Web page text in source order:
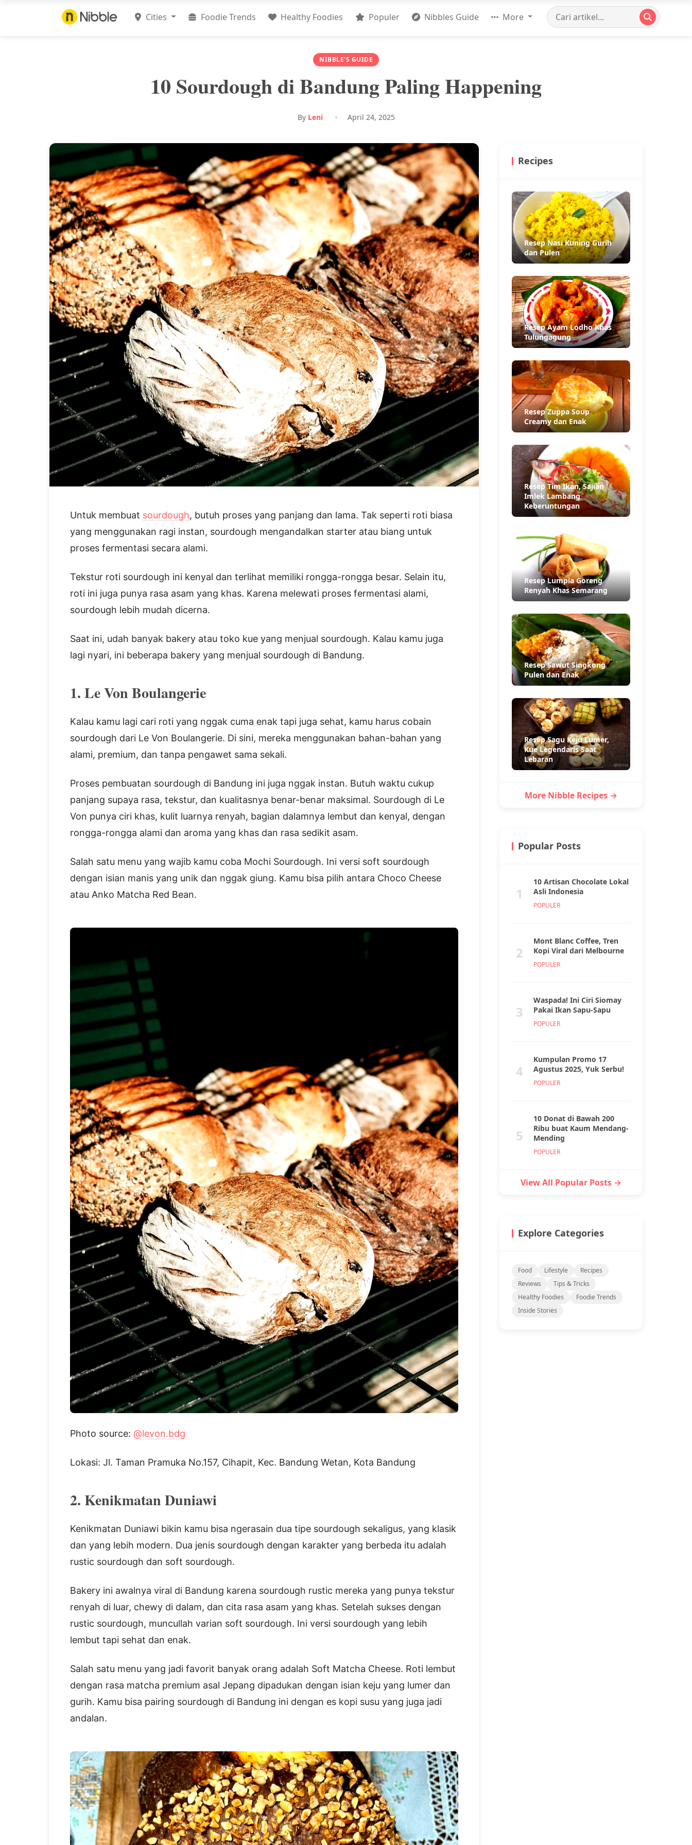
Cities Foodie Trends Healthy Foodies Populer Nibbles Guide More
NIBBLE'S GUIDE
10 Sourdough di Bandung Paling Happening
By Leni April 24, 2025
Untuk membuat sourdough, butuh proses yang panjang dan lama. Tak seperti roti biasa
yang menggunakan ragi instan, sourdough mengandalkan starter atau biang untuk
proses fermentasi secara alami.
Tekstur roti sourdough ini kenyal dan terlihat memiliki rongga-rongga besar. Selain itu,
roti ini juga punya rasa asam yang khas. Karena melewati proses fermentasi alami,
sourdough lebih mudah dicerna.
Saat ini, udah banyak bakery atau toko kue yang menjual sourdough. Kalau kamu juga
lagi nyari, ini beberapa bakery yang menjual sourdough di Bandung.
1. Le Von Boulangerie
Kalau kamu lagi cari roti yang nggak cuma enak tapi juga sehat, kamu harus cobain
sourdough dari Le Von Boulangerie. Di sini, mereka menggunakan bahan-bahan yang
alami, premium, dan tanpa pengawet sama sekali.
Proses pembuatan sourdough di Bandung ini juga nggak instan. Butuh waktu cukup
panjang supaya rasa, tekstur, dan kualitasnya benar-benar maksimal. Sourdough di Le
Von punya ciri khas, kulit luarnya renyah, bagian dalamnya lembut dan kenyal, dengan
rongga-rongga alami dan aroma yang khas dan rasa sedikit asam.
Salah satu menu yang wajib kamu coba Mochi Sourdough. Ini versi soft sourdough
dengan isian manis yang unik dan nggak giung. Kamu bisa pilih antara Choco Cheese
atau Anko Matcha Red Bean.
Photo source: @levon.bdg
Lokasi: Jl. Taman Pramuka No.157, Cihapit, Kec. Bandung Wetan, Kota Bandung
2. Kenikmatan Duniawi
Kenikmatan Duniawi bikin kamu bisa ngerasain dua tipe sourdough sekaligus, yang klasik
dan yang lebih modern. Dua jenis sourdough dengan karakter yang berbeda itu adalah
rustic sourdough dan soft sourdough.
Bakery ini awalnya viral di Bandung karena sourdough rustic mereka yang punya tekstur
renyah di luar, chewy di dalam, dan cita rasa asam yang khas. Setelah sukses dengan
rustic sourdough, muncullah varian soft sourdough. Ini versi sourdough yang lebih
lembut tapi sehat dan enak.
Salah satu menu yang jadi favorit banyak orang adalah Soft Matcha Cheese. Roti lembut
dengan rasa matcha premium asal Jepang dipadukan dengan isian keju yang lumer dan
gurih. Kamu bisa pairing sourdough di Bandung ini dengan es kopi susu yang juga jadi
andalan.
Recipes
Resep Nasi Kuning Gurih
dan Pulen
Resep Ayam Lodho Khas
Tulungagung
Resep Zuppa Soup
Creamy dan Enak
Resep Tim Ikan, Sajian
Imlek Lambang
Keberuntungan
Resep Lumpia Goreng
Renyah Khas Semarang
Resep Sawut Singkong
Pulen dan Enak
Resep Sagu Keju Lumer,
Kue Legendaris Saat
Lebaran
More Nibble Recipes →
Popular Posts
1
10 Artisan Chocolate Lokal
Asli Indonesia
POPULER
2
Mont Blanc Coffee, Tren
Kopi Viral dari Melbourne
POPULER
3
Waspada! Ini Ciri Siomay
Pakai Ikan Sapu-Sapu
POPULER
4
Kumpulan Promo 17
Agustus 2025, Yuk Serbu!
POPULER
5
10 Donat di Bawah 200
Ribu buat Kaum Mendang-
Mending
POPULER
View All Popular Posts →
Explore Categories
Food Lifestyle
Recipes
Reviews
Tips & Tricks
Healthy Foodies
Foodie Trends
Inside Stories